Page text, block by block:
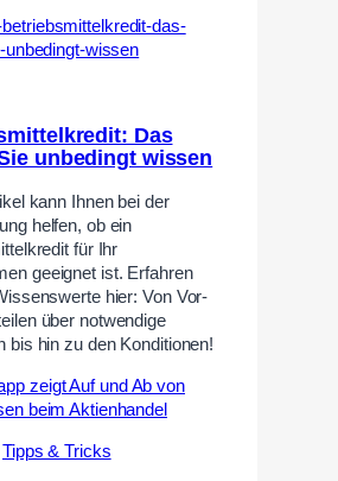
Das
unbedingt wissen
kann Ihnen bei der
helfen, ob ein
für Ihr
geeignet ist. Erfahren
hier: Von Vor-
über notwendige
bis hin zu den Konditionen!
Tipps & Tricks